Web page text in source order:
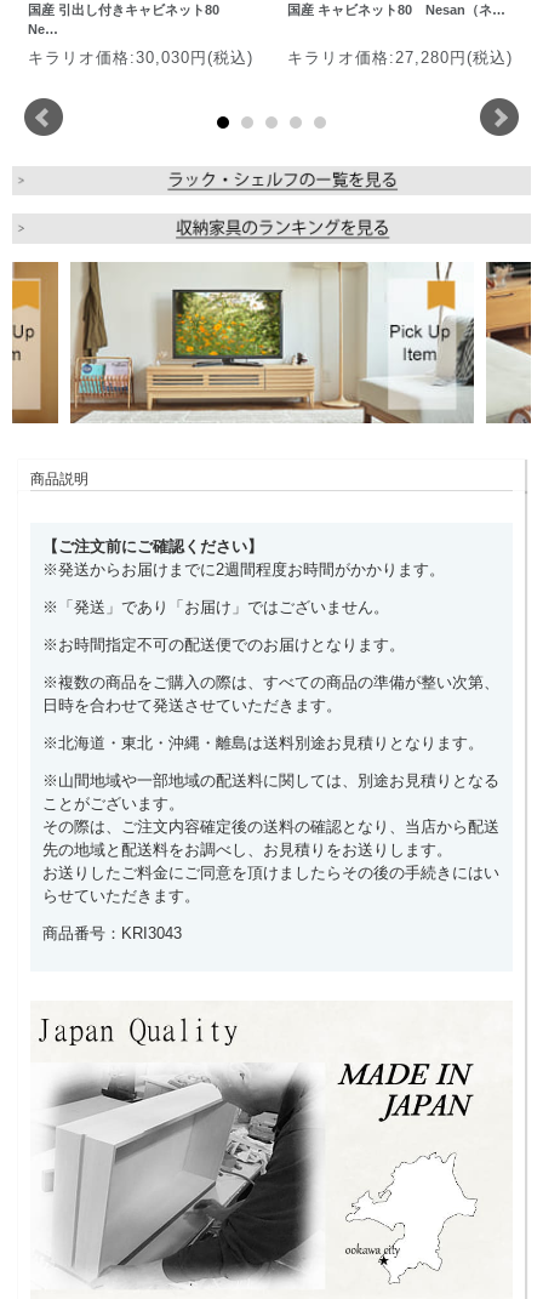
国産 引出し付きキャビネット80
Ne…
キラリオ価格:30,030円(税込)
国産 キャビネット80 Nesan（ネ…
キラリオ価格:27,280円(税込)
商品説明
【ご注文前にご確認ください】
※発送からお届けまでに2週間程度お時間がかかります。
※「発送」であり「お届け」ではございません。
※お時間指定不可の配送便でのお届けとなります。
※複数の商品をご購入の際は、すべての商品の準備が整い次第、
日時を合わせて発送させていただきます。
※北海道・東北・沖縄・離島は送料別途お見積りとなります。
※山間地域や一部地域の配送料に関しては、別途お見積りとなる
ことがございます。
その際は、ご注文内容確定後の送料の確認となり、当店から配送
先の地域と配送料をお調べし、お見積りをお送りします。
お送りしたご料金にご同意を頂けましたらその後の手続きにはい
らせていただきます。
商品番号：KRI3043